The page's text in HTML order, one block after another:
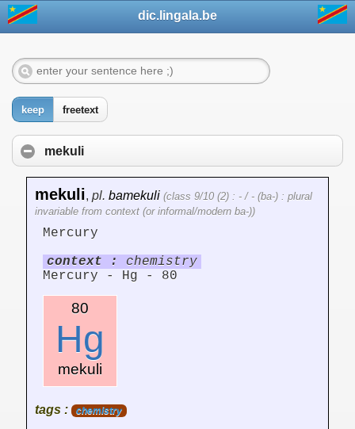
dic.lingala.be
keep freetext
mekuli
mekuli, pl. bamekuli (class 9/10 (2) : - / - (ba-) : plural
invariable from context (or informal/modern ba-))
Mercury
context :
chemistry
Mercury - Hg - 80
80
Hg
mekuli
tags : chemistry